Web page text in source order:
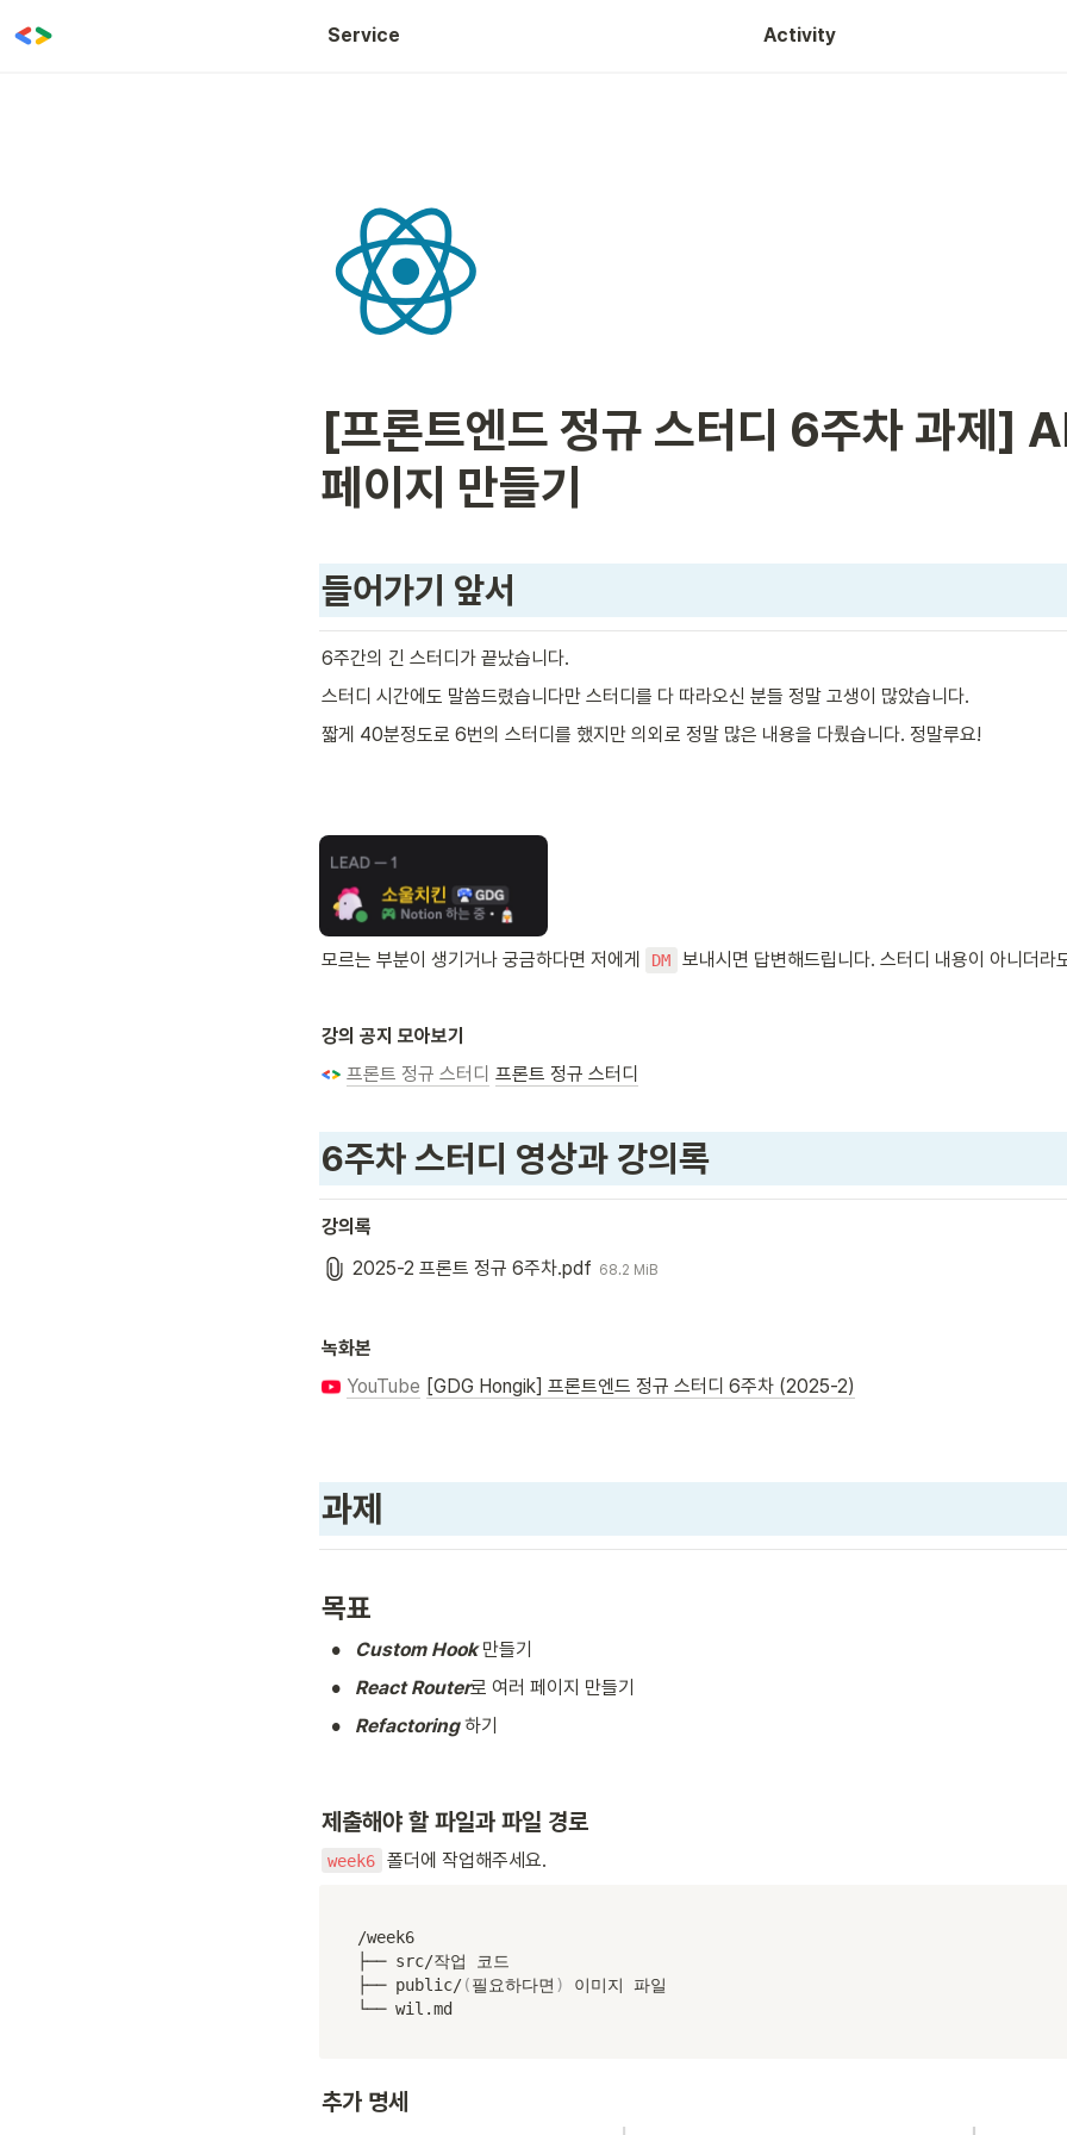
Service Activity
WOW CLASS
[프론트엔드 정규 스터디 6주차 과제]
페이지 만들기
들어가기 앞서
6주간의 긴 스터디가 끝났습니다.
스터디 시간에도 말씀드렸습니다만 스터디를 다 따라오신 분들 정말 고생이 많았습니다.
짧게 40분정도로 6번의 스터디를 했지만 의외로 정말 많은 내용을 다뤘습니다. 정말루요!
모르는 부분이 생기거나 궁금하다면 저에게 DM 보내시면 답변해드립니다. 스터디 내용이 아니더라
강의 공지 모아보기
프론트 정규 스터디 프론트 정규 스터디
6주차 스터디 영상과 강의록
강의록
2025-2 프론트 정규 6주차.pdf 68.2 MiB
녹화본
YouTube [GDG Hongik] 프론트엔드 정규 스터디 6주차 (2025-2)
과제
목표
• Custom Hook 만들기
• React Router로 여러 페이지 만들기
• Refactoring 하기
제출해야 할 파일과 파일 경로
week6 폴더에 작업해주세요.
/week6
├── src/작업 코드
├── public/(필요하다면 )
이미지 파일
└── wil.md
추가 명세